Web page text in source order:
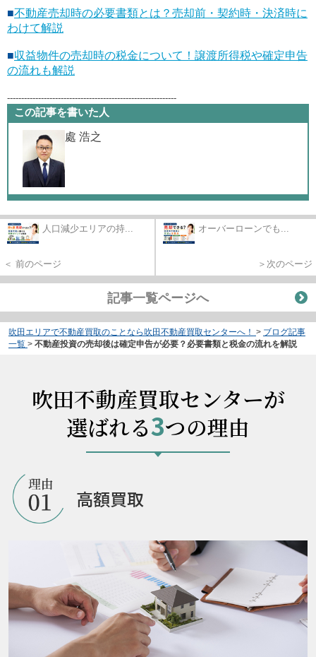
■不動産売却時の必要書類とは？売却前・契約時・決済時に
わけて解説
■収益物件の売却時の税金について！譲渡所得税や確定申告
の流れも解説
------------------------------------------------------------
この記事を書いた人
處 浩之
人口減少エリアの持...
＜ 前のページ
オーバーローンでも...
＞次のページ
記事一覧ページへ
吹田エリアで不動産買取のことなら吹田不動産買取センターへ！ > ブログ記事
一覧 > 不動産投資の売却後は確定申告が必要？必要書類と税金の流れを解説
吹田不動産買取センターが
選ばれる3つの理由
高額買取